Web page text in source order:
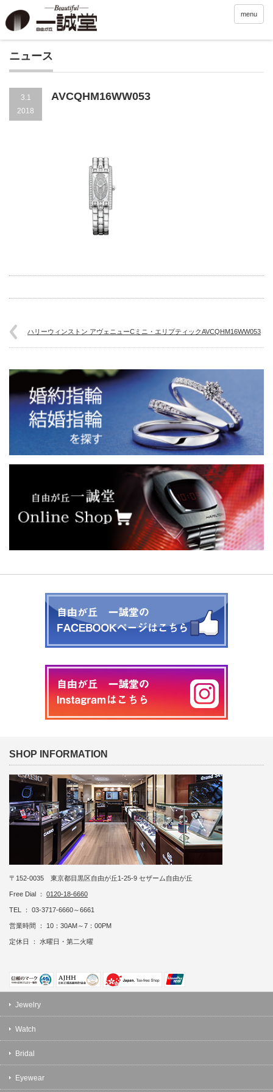
menu
ニュース
3.1
2018
AVCQHM16WW053
ハリーウィンストン アヴェニューCミニ・エリプティックAVCQHM16WW053
SHOP INFORMATION
〒152-0035 東京都目黒区自由が丘1-25-9 セザーム自由が丘
Free Dial ： 0120-18-6660
TEL ： 03-3717-6660～6661
営業時間 ： 10：30AM～7：00PM
定休日 ： 水曜日・第二火曜
Jewelry
Watch
Bridal
Eyewear